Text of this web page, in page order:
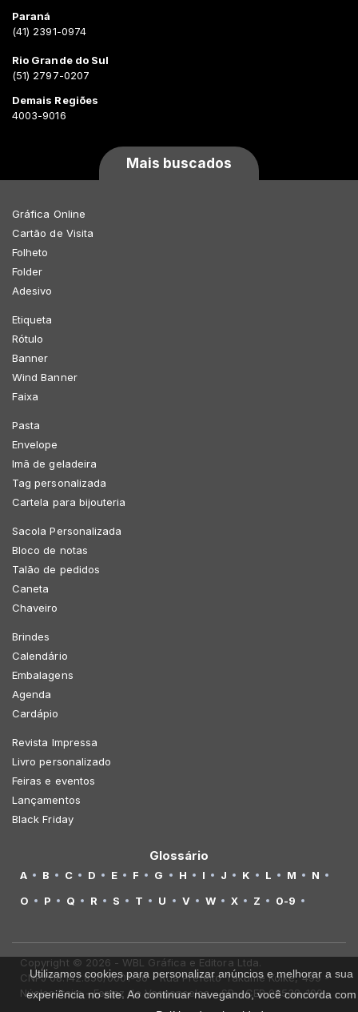
Paraná
(41) 2391-0974
Rio Grande do Sul
(51) 2797-0207
Demais Regiões
4003-9016
Mais buscados
Gráfica Online
Cartão de Visita
Folheto
Folder
Adesivo
Etiqueta
Rótulo
Banner
Wind Banner
Faixa
Pasta
Envelope
Imã de geladeira
Tag personalizada
Cartela para bijouteria
Sacola Personalizada
Bloco de notas
Talão de pedidos
Caneta
Chaveiro
Brindes
Calendário
Embalagens
Agenda
Cardápio
Revista Impressa
Livro personalizado
Feiras e eventos
Lançamentos
Black Friday
Glossário
A B C D E F G H I J K L M
N
O
P Q R S T U V W X Z 0-9
Copyright © 2026 - WBL Gráfica e Editora Ltda.
CNPJ 08.142.850/0001-36 - Rua Prefeito Takume Koike, 499 -
Núcleo Itaim - Ferraz de Vasconcelos - SP - CEP 08538-100
Utilizamos cookies para personalizar anúncios e melhorar a sua
experiência no site. Ao continuar navegando, você concorda com